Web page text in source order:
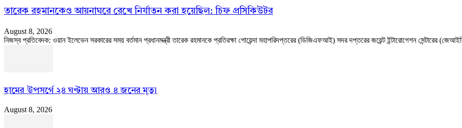
তারেক রহমানকেও আয়নাঘরে রেখে নির্যাতন করা হয়েছিল: চিফ প্রসিকিউটর
August 8, 2026
নিজস্ব প্রতিবেদক: ওয়ান ইলেভেন সরকারের সময় বর্তমান প্রধানমন্ত্রী তারেক রহমানকে প্রতিরক্ষা গোয়েন্দা মহাপরিদপ্তরের (ডিজিএফআই) সদর দপ্তরের জয়েন্ট ইন্টারোগেশন সেন্টারের
হামের উপসর্গে ২৪ ঘণ্টায় আরও ৪ জনের মৃত্যু
August 8, 2026